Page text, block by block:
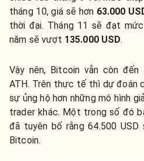
tháng 10, giá sẽ hơn 63.000
thời đại. Tháng 11 sẽ đạt mức
năm sẽ vượt 135.000 USD.
Vậy nên, Bitcoin vẫn còn
ATH. Trên thực tế thì dự đoán
sự ủng hộ hơn những mô hình
trader khác. Một trong số đó
đã tuyên bố rằng 64.500
Bitcoin.